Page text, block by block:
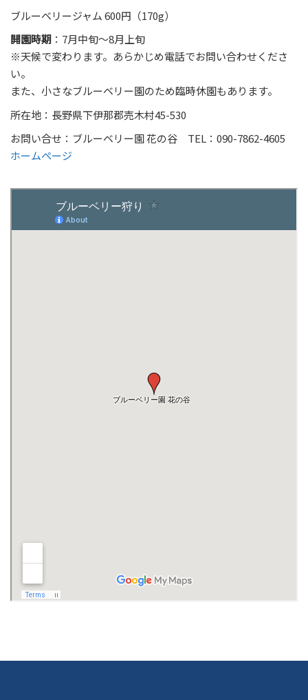
ブルーベリージャム 600円（170g）
開園時期 ：7月中旬～8月上旬
※天候で変わります。あらかじめ電話でお問い合わせくださ
い。
また、小さなブルーベリー園のため臨時休園もあります。
所在地：長野県下伊那郡売木村45-530
お問い合せ：ブルーベリー園 花の谷 TEL：090-7862-4605
ホームページ